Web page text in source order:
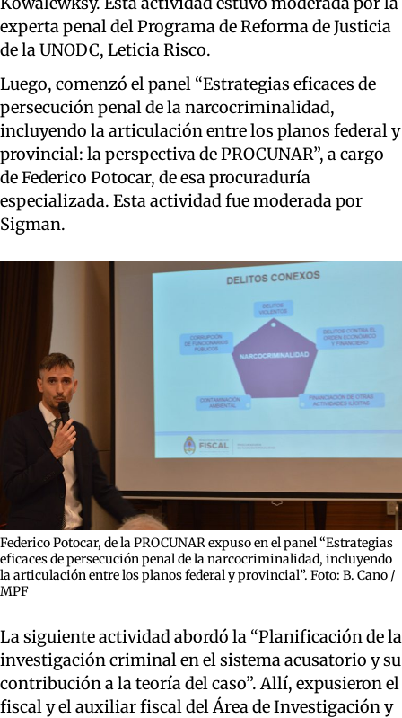
experta penal del Programa de Reforma de Justicia
de la UNODC, Leticia Risco.
Luego, comenzó el panel “Estrategias eficaces de
persecución penal de la narcocriminalidad,
incluyendo la articulación entre los planos federal y
provincial: la perspectiva de PROCUNAR”, a cargo
de Federico Potocar, de esa procuraduría
especializada. Esta actividad fue moderada por
Sigman.
Federico Potocar, de la PROCUNAR expuso en el panel “Estrategias
eficaces de persecución penal de la narcocriminalidad, incluyendo
la articulación entre los planos federal y provincial”. Foto: B. Cano /
MPF
La siguiente actividad abordó la “Planificación de la
investigación criminal en el sistema acusatorio y su
contribución a la teoría del caso”. Allí, expusieron el
fiscal y el auxiliar fiscal del Área de Investigación y